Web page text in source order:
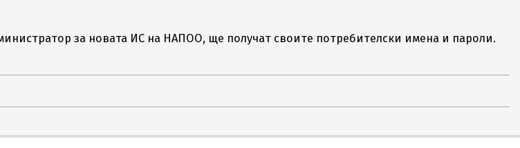
за новата ИС на НАПОО, ще получат своите потребителски имена и пароли.